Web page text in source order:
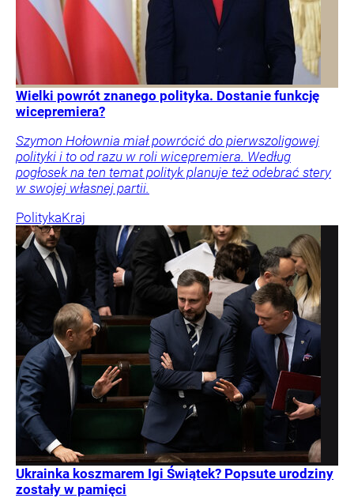
Wielki powrót znanego polityka. Dostanie funkcję
wicepremiera?
Szymon Hołownia miał powrócić do pierwszoligowej
polityki i to od razu w roli wicepremiera. Według
pogłosek na ten temat polityk planuje też odebrać stery
w swojej własnej partii.
PolitykaKraj
Ukrainka koszmarem Igi Świątek? Popsute urodziny
zostały w pamięci